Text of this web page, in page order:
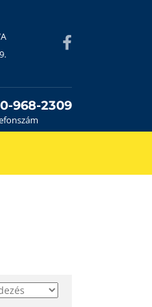
968-2309